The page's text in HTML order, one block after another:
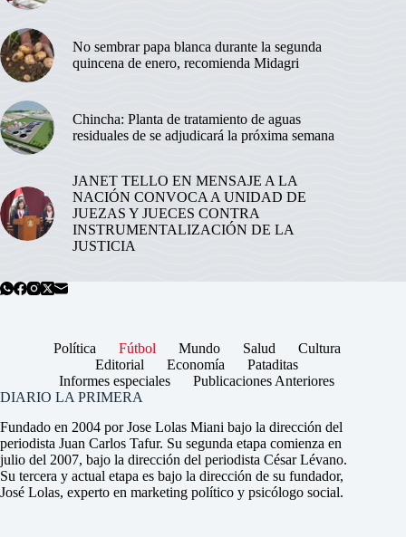
No sembrar papa blanca durante la segunda
quincena de enero, recomienda Midagri
Chincha: Planta de tratamiento de aguas
residuales de se adjudicará la próxima semana
JANET TELLO EN MENSAJE A LA
NACIÓN CONVOCA A UNIDAD DE
JUEZAS Y JUECES CONTRA
INSTRUMENTALIZACIÓN DE LA
JUSTICIA
Política Fútbol Mundo Salud
Cultura
Editorial
Economía
Pataditas
Informes especiales
Publicaciones Anteriores
DIARIO LA PRIMERA
Fundado en 2004 por Jose Lolas Miani bajo la dirección del
periodista Juan Carlos Tafur. Su segunda etapa comienza en
julio del 2007, bajo la dirección del periodista César Lévano.
Su tercera y actual etapa es bajo la dirección de su fundador,
José Lolas, experto en marketing político y psicólogo social.